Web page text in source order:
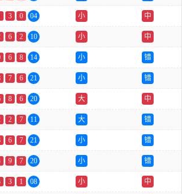
3 0 04 小 中
6 2 10 小 中
6 8 14 小 错
7 6 21 小 错
8 6 20 大 中
2 7 11 大 错
6 7 21 小 错
9 7 20 小 错
3 1 08 小 中